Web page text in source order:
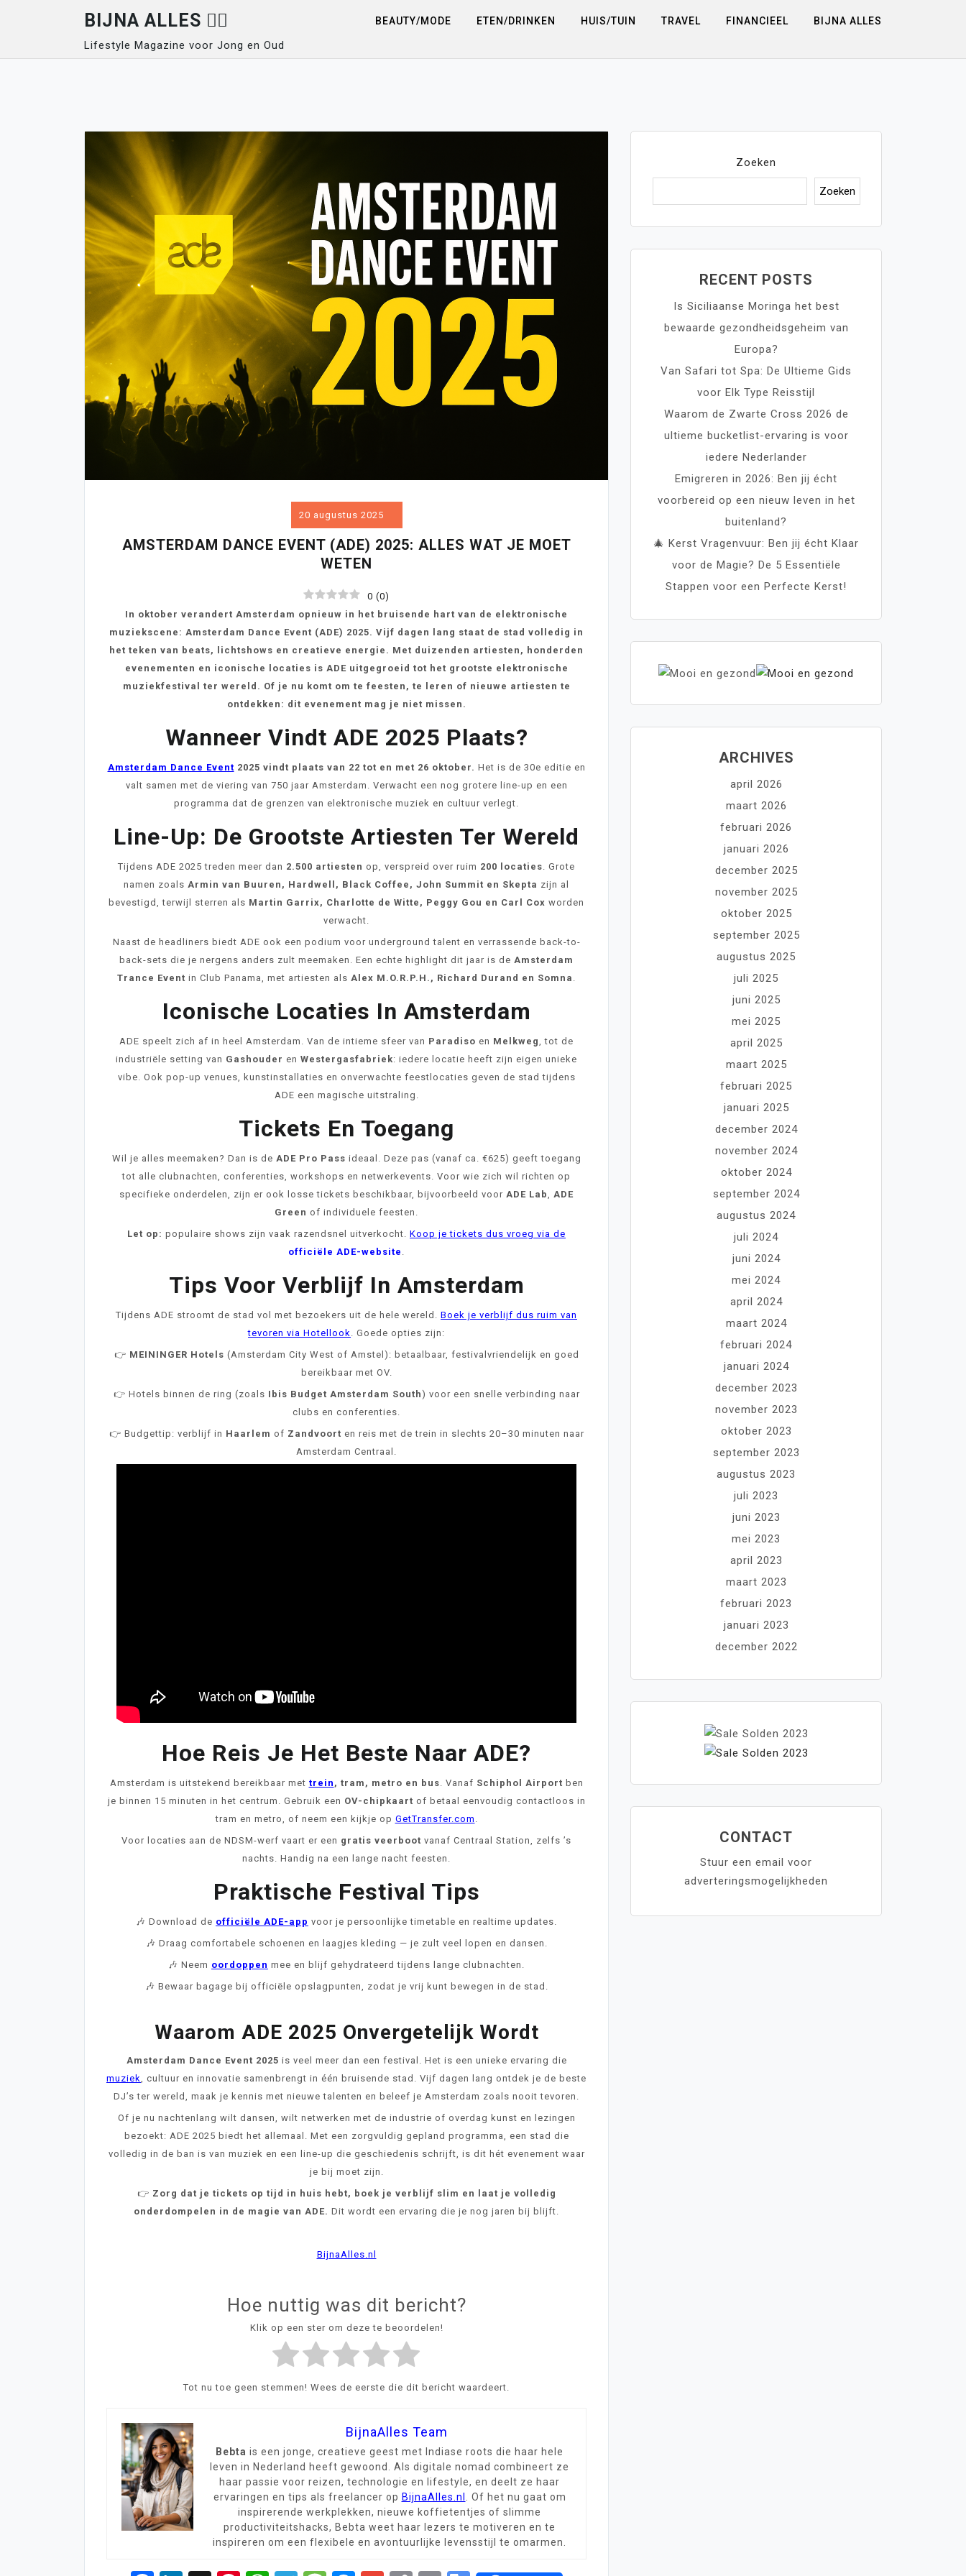
BIJNA ALLES 👍🏽
Lifestyle Magazine voor Jong en Oud
BEAUTY/MODE ETEN/DRINKEN HUIS/TUIN TRAVEL FINANCIEEL BIJNA ALLES
20 augustus 2025
AMSTERDAM DANCE EVENT (ADE) 2025: ALLES WAT JE MOET
WETEN
0 (0)
In oktober verandert Amsterdam opnieuw in het bruisende hart van de elektronische
muziekscene: Amsterdam Dance Event (ADE) 2025. Vijf dagen lang staat de stad volledig in
het teken van beats, lichtshows en creatieve energie. Met duizenden artiesten, honderden
evenementen en iconische locaties is ADE uitgegroeid tot het grootste elektronische
muziekfestival ter wereld. Of je nu komt om te feesten, te leren of nieuwe artiesten te
ontdekken: dit evenement mag je niet missen.
Wanneer Vindt ADE 2025 Plaats?
Amsterdam Dance Event 2025 vindt plaats van 22 tot en met 26 oktober. Het is de 30e editie en
valt samen met de viering van 750 jaar Amsterdam. Verwacht een nog grotere line-up en een
programma dat de grenzen van elektronische muziek en cultuur verlegt.
Line-Up: De Grootste Artiesten Ter Wereld
Tijdens ADE 2025 treden meer dan 2.500 artiesten op, verspreid over ruim 200 locaties . Grote
namen zoals Armin van Buuren, Hardwell, Black Coffee, John Summit en Skepta zijn al
bevestigd, terwijl sterren als Martin Garrix, Charlotte de Witte, Peggy Gou en Carl Cox worden
verwacht.
Naast de headliners biedt ADE ook een podium voor underground talent en verrassende back-to-
back-sets die je nergens anders zult meemaken. Een echte highlight dit jaar is de Amsterdam
Trance Event in Club Panama, met artiesten als Alex M.O.R.P.H., Richard Durand en Somna
Iconische Locaties In Amsterdam
ADE speelt zich af in heel Amsterdam. Van de intieme sfeer van Paradiso en Melkweg , tot de
industriële setting van Gashouder en Westergasfabriek: iedere locatie heeft zijn eigen unieke
vibe. Ook pop-up venues, kunstinstallaties en onverwachte feestlocaties geven de stad tijdens
ADE een magische uitstraling.
Tickets En Toegang
Wil je alles meemaken? Dan is de ADE Pro Pass ideaal. Deze pas (vanaf ca. €625) geeft toegang
tot alle clubnachten, conferenties, workshops en netwerkevents. Voor wie zich wil richten op
specifieke onderdelen, zijn er ook losse tickets beschikbaar, bijvoorbeeld voor ADE Lab
ADE
Green of individuele feesten.
Let op: populaire shows zijn vaak razendsnel uitverkocht. Koop je tickets dus vroeg via de
officiële ADE-website
Tips Voor Verblijf In Amsterdam
Tijdens ADE stroomt de stad vol met bezoekers uit de hele wereld. Boek je verblijf dus ruim van
tevoren via Hotellook
. Goede opties zijn:
👉 MEININGER Hotels (Amsterdam City West of Amstel): betaalbaar, festivalvriendelijk en goed
bereikbaar met OV.
👉 Hotels binnen de ring (zoals Ibis Budget Amsterdam South) voor een snelle verbinding naar
clubs en conferenties.
👉 Budgettip: verblijf in Haarlem of Zandvoort en reis met de trein in slechts 20–30 minuten naar
Amsterdam Centraal.
Hoe Reis Je Het Beste Naar ADE?
Amsterdam is uitstekend bereikbaar met trein , tram, metro en bus . Vanaf Schiphol Airport ben
je binnen 15 minuten in het centrum. Gebruik een OV-chipkaart of betaal eenvoudig contactloos in
tram en metro, of neem een kijkje op GetTransfer.com
Voor locaties aan de NDSM-werf vaart er een gratis veerboot vanaf Centraal Station, zelfs ’s
nachts. Handig na een lange nacht feesten.
Praktische Festival Tips
🎶 Download de officiële ADE-app voor je persoonlijke timetable en realtime updates.
🎶 Draag comfortabele schoenen en laagjes kleding — je zult veel lopen en dansen.
🎶 Neem oordoppen mee en blijf gehydrateerd tijdens lange clubnachten.
🎶 Bewaar bagage bij officiële opslagpunten, zodat je vrij kunt bewegen in de stad.
Waarom ADE 2025 Onvergetelijk Wordt
Amsterdam Dance Event 2025 is veel meer dan een festival. Het is een unieke ervaring die
muziek
, cultuur en innovatie samenbrengt in één bruisende stad. Vijf dagen lang ontdek je de beste
DJ’s ter wereld, maak je kennis met nieuwe talenten en beleef je Amsterdam zoals nooit tevoren.
Of je nu nachtenlang wilt dansen, wilt netwerken met de industrie of overdag kunst en lezingen
bezoekt: ADE 2025 biedt het allemaal. Met een zorgvuldig gepland programma, een stad die
volledig in de ban is van muziek en een line-up die geschiedenis schrijft, is dit hét evenement waar
je bij moet zijn.
👉 Zorg dat je tickets op tijd in huis hebt, boek je verblijf slim en laat je volledig
onderdompelen in de magie van ADE. Dit wordt een ervaring die je nog jaren bij blijft.
BijnaAlles.nl
Hoe nuttig was dit bericht?
Klik op een ster om deze te beoordelen!
Tot nu toe geen stemmen! Wees de eerste die dit bericht waardeert.
BijnaAlles Team
Bebta is een jonge, creatieve geest met Indiase roots die haar hele
leven in Nederland heeft gewoond. Als digitale nomad combineert ze
haar passie voor reizen, technologie en lifestyle, en deelt ze haar
ervaringen en tips als freelancer op BijnaAlles.nl
. Of het nu gaat om
inspirerende werkplekken, nieuwe koffietentjes of slimme
productiviteitshacks, Bebta weet haar lezers te motiveren en te
inspireren om een flexibele en avontuurlijke levensstijl te omarmen.
Zoeken
Zoeken
RECENT POSTS
Is Siciliaanse Moringa het best
bewaarde gezondheidsgeheim van
Europa?
Van Safari tot Spa: De Ultieme Gids
voor Elk Type Reisstijl
Waarom de Zwarte Cross 2026 de
ultieme bucketlist-ervaring is voor
iedere Nederlander
Emigreren in 2026: Ben jij écht
voorbereid op een nieuw leven in het
buitenland?
🎄 Kerst Vragenvuur: Ben jij écht Klaar
voor de Magie? De 5 Essentiële
Stappen voor een Perfecte Kerst!
ARCHIVES
april 2026
maart 2026
februari 2026
januari 2026
december 2025
november 2025
oktober 2025
september 2025
augustus 2025
juli 2025
juni 2025
mei 2025
april 2025
maart 2025
februari 2025
januari 2025
december 2024
november 2024
oktober 2024
september 2024
augustus 2024
juli 2024
juni 2024
mei 2024
april 2024
maart 2024
februari 2024
januari 2024
december 2023
november 2023
oktober 2023
september 2023
augustus 2023
juli 2023
juni 2023
mei 2023
april 2023
maart 2023
februari 2023
januari 2023
december 2022
CONTACT
Stuur een email voor
adverteringsmogelijkheden